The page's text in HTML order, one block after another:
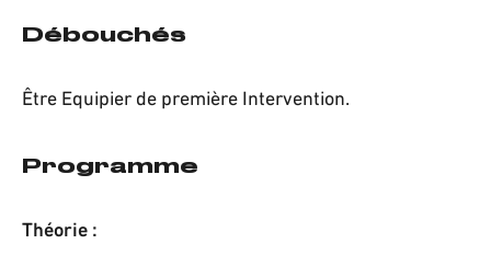
Débouchés
Être Equipier de première Intervention.
Programme
Théorie :